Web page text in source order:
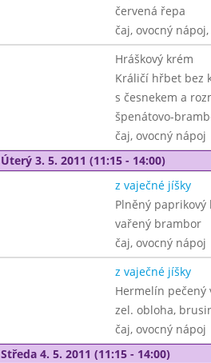
červená řepa
čaj, ovocný
Hráškový krém
Králičí hřbet bez
s česnekem a
špenátovo-
čaj, ovocný nápoj
Úterý 3. 5. 2011 (11:15 - 14:00)
z vaječné jíšky
Plněný paprikový
vařený brambor
čaj, ovocný nápoj
z vaječné jíšky
Hermelín pečený
zel. obloha,
čaj, ovocný nápoj
Středa 4. 5. 2011 (11:15 - 14:00)